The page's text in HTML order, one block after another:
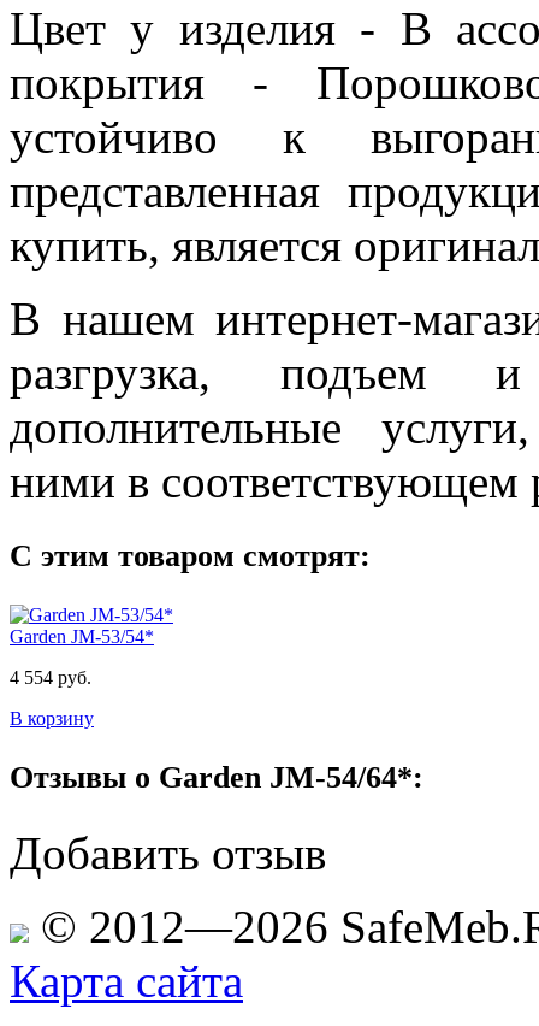
Цвет у изделия - В
покрытия -
устойчиво к
представленная
купить, является
В нашем интернет-
разгрузка, подъем
дополнительные
ними в соответствующем
С этим товаром смотрят:
Garden JM-53/54*
4 554 руб.
В корзину
Отзывы о Garden JM-54/64*:
Добавить отзыв
© 2012—2026
Карта сайта